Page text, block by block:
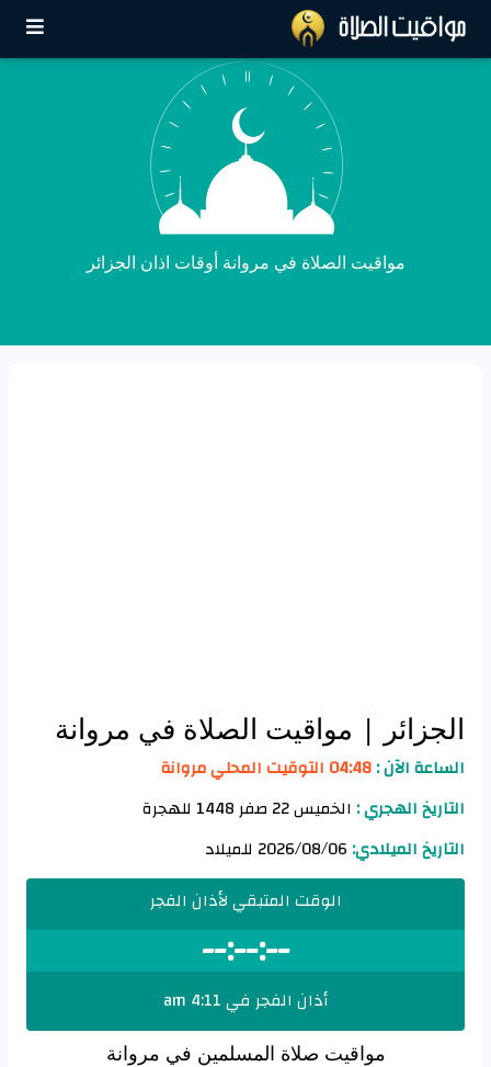
مواقيت الصلاة في مروانة أوقات اذان الجزائر
الجزائر | مواقيت الصلاة في مروانة
الساعة الآن :04:48 التوقيت المحلي مروانة
التاريخ الهجري : الخميس 22 صفر 1448 للهجرة
التاريخ الميلادي:
الوقت المتبقي لأذان الفجر
--:--:--
أذان الفجر في 4:11 am
مواقيت صلاة المسلمين في مروانة